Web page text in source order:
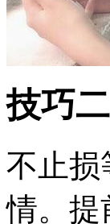
技巧
不止损
情。提